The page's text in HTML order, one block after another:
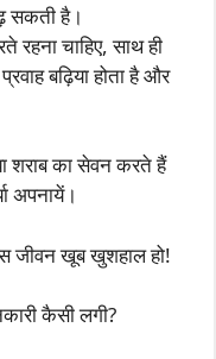
सकती है।
चाहिए, साथ ही
बढ़िया होता है और
शराब का सेवन करते हैं
अपनायें।
जीवन खूब खुशहाल हो!
कैसी लगी?